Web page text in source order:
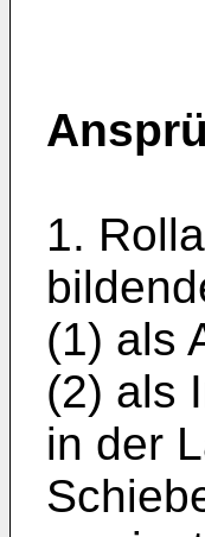
1.
(1) als
(2) als
in der